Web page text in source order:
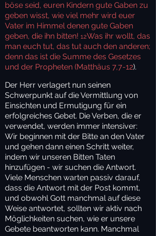
böse seid, euren Kindern gute Gaben zu
geben wisst, wie viel mehr wird euer
Vater im Himmel denen gute Gaben
geben, die ihn bitten! 12Was ihr wollt, das
man euch tut, das tut auch den anderen;
denn das ist die Summe des Gesetzes
und der Propheten (Matthäus 7,7-12).
Der Herr verlagert nun seinen
Schwerpunkt auf die Vermittlung von
Einsichten und Ermutigung für ein
erfolgreiches Gebet. Die Verben, die er
verwendet, werden immer intensiver:
Wir beginnen mit der Bitte an den Vater
und gehen dann einen Schritt weiter,
indem wir unseren Bitten Taten
hinzufügen - wir suchen die Antwort.
Viele Menschen warten passiv darauf,
dass die Antwort mit der Post kommt,
und obwohl Gott manchmal auf diese
Weise antwortet, sollten wir aktiv nach
Möglichkeiten suchen, wie er unsere
Gebete beantworten kann. Manchmal